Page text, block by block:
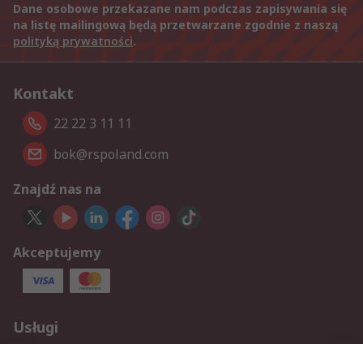
Dane osobowe przekazane nam podczas zapisywania się
na listę mailingową będą przetwarzane zgodnie z naszą
polityką prywatności.
Kontakt
22 22 3 11 11
bok@rspoland.com
Znajdź nas na
Akceptujemy
Usługi